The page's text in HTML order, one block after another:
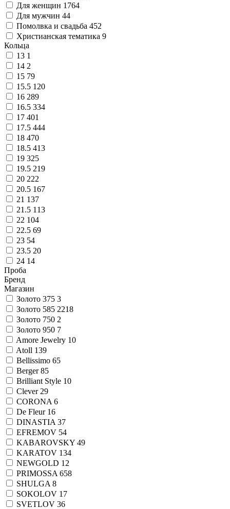
Для женщин 1764
Для мужчин 44
Помолвка и свадьба 452
Христианская тематика 9
Кольца
13 1
14 2
15 79
15.5 120
16 289
16.5 334
17 401
17.5 444
18 470
18.5 413
19 325
19.5 219
20 222
20.5 167
21 137
21.5 113
22 104
22.5 69
23 54
23.5 20
24 14
Проба
Бренд
Магазин
Золото 375 3
Золото 585 2218
Золото 750 2
Золото 950 7
Amore Jewelry 10
Atoll 139
Bellissimo 65
Berger85
Brilliant Style 10
Clever 29
CORONA 6
De Fleur 16
DINASTIA 37
EFREMOV 54
KABAROVSKY 49
KARATOV 134
NEWGOLD 12
PRIMOSSA 658
SHULGA 8
SOKOLOV 17
SVETLOV 36